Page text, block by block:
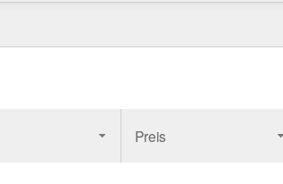
Preis